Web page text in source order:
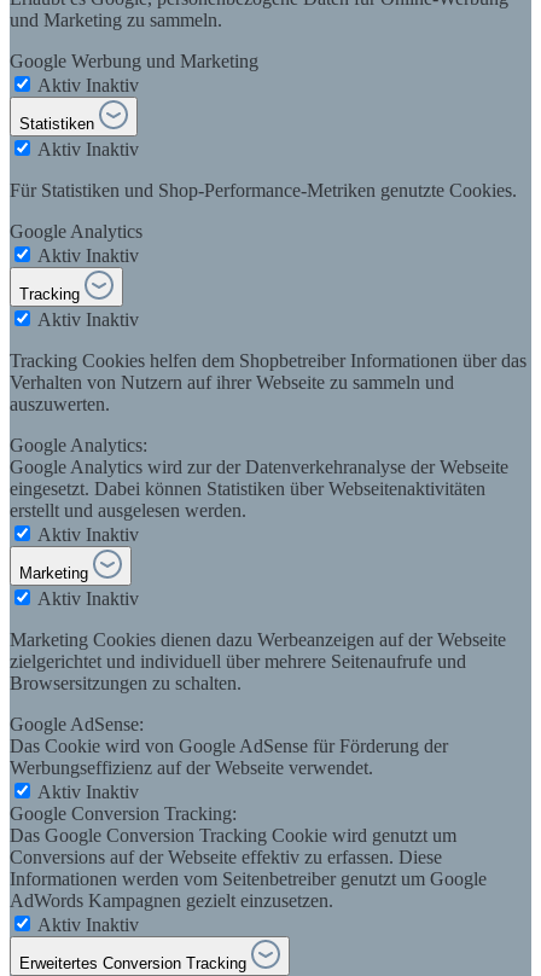
und Marketing zu sammeln.
Google Werbung und Marketing
Aktiv Inaktiv
Statistiken
Aktiv Inaktiv
Für Statistiken und Shop-Performance-Metriken genutzte Cookies.
Google Analytics
Aktiv Inaktiv
Tracking
Aktiv Inaktiv
Tracking Cookies helfen dem Shopbetreiber Informationen über das
Verhalten von Nutzern auf ihrer Webseite zu sammeln und
auszuwerten.
Google Analytics:
Google Analytics wird zur der Datenverkehranalyse der Webseite
eingesetzt. Dabei können Statistiken über Webseitenaktivitäten
erstellt und ausgelesen werden.
Aktiv Inaktiv
Marketing
Aktiv Inaktiv
Marketing Cookies dienen dazu Werbeanzeigen auf der Webseite
zielgerichtet und individuell über mehrere Seitenaufrufe und
Browsersitzungen zu schalten.
Google AdSense:
Das Cookie wird von Google AdSense für Förderung der
Werbungseffizienz auf der Webseite verwendet.
Aktiv Inaktiv
Google Conversion Tracking:
Das Google Conversion Tracking Cookie wird genutzt um
Conversions auf der Webseite effektiv zu erfassen. Diese
Informationen werden vom Seitenbetreiber genutzt um Google
AdWords Kampagnen gezielt einzusetzen.
Aktiv Inaktiv
Erweitertes Conversion Tracking